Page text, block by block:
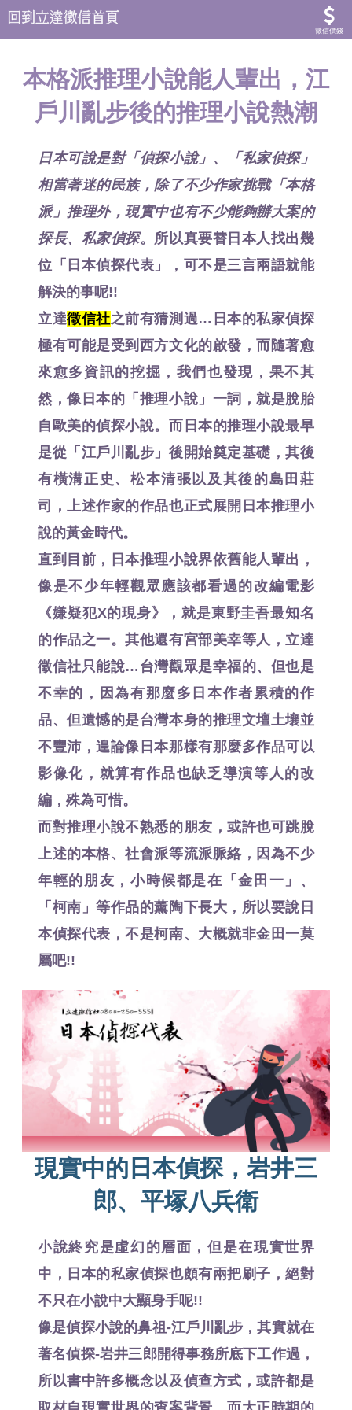
徵信價錢
本格派推理小說能人輩出，江
戶川亂步後的推理小說熱潮
日本可說是對「偵探小說」、「私家偵探」
相當著迷的民族，除了不少作家挑戰「本格
派」推理外，現實中也有不少能夠辦大案的
探長、私家偵探。所以真要替日本人找出幾
位「 日本偵探代表 」，可不是三言兩語就能
解決的事呢!!
立達徵信社之前有猜測過…日本的私家偵探
極有可能是受到西方文化的啟發，而隨著愈
來愈多資訊的挖掘，我們也發現，果不其
然，像日本的「推理小說」一詞，就是脫胎
自歐美的偵探小說。而日本的推理小說最早
是從「江戶川亂步」後開始奠定基礎，其後
有橫溝正史、松本清張以及其後的島田莊
司，上述作家的作品也正式展開日本推理小
說的黃金時代。
直到目前，日本推理小說界依舊能人輩出，
像是不少年輕觀眾應該都看過的改編電影
《嫌疑犯X的現身》，就是東野圭吾最知名
的作品之一。其他還有宮部美幸等人，立達
徵信社只能說…台灣觀眾是幸福的、但也是
不幸的，因為有那麼多日本作者累積的作
品、但遺憾的是台灣本身的推理文壇土壤並
不豐沛，遑論像日本那樣有那麼多作品可以
影像化，就算有作品也缺乏導演等人的改
編，殊為可惜。
而對推理小說不熟悉的朋友，或許也可跳脫
上述的本格、社會派等流派脈絡，因為不少
年輕的朋友，小時候都是在「金田一」、
「柯南」等作品的薰陶下長大，所以要說日
本偵探代表，不是柯南、大概就非金田一莫
屬吧!!
現實中的日本偵探，岩井三
郎、平塚八兵衛
小說終究是虛幻的層面，但是在現實世界
中，日本的私家偵探也頗有兩把刷子，絕對
不只在小說中大顯身手呢!!
像是偵探小說的鼻祖-江戶川亂步，其實就在
著名偵探-岩井三郎開得事務所底下工作過，
所以書中許多概念以及偵查方式，或許都是